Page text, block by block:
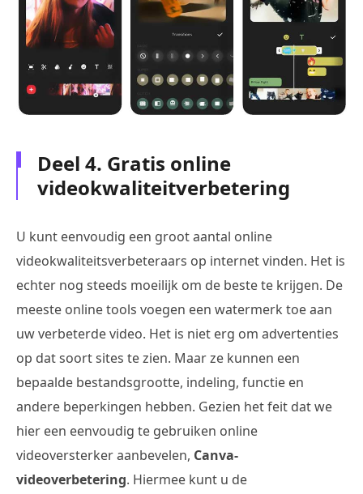
Deel 4. Gratis online
videokwaliteitverbetering
U kunt eenvoudig een groot aantal online
videokwaliteitsverbeteraars op internet vinden. Het is
echter nog steeds moeilijk om de beste te krijgen. De
meeste online tools voegen een watermerk toe aan
uw verbeterde video. Het is niet erg om advertenties
op dat soort sites te zien. Maar ze kunnen een
bepaalde bestandsgrootte, indeling, functie en
andere beperkingen hebben. Gezien het feit dat we
hier een eenvoudig te gebruiken online
videoversterker aanbevelen, Canva-
videoverbetering. Hiermee kunt u de